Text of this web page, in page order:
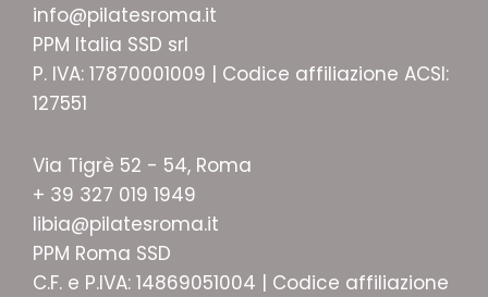
info@pilatesroma.it
PPM Italia SSD srl
P. IVA: 17870001009 | Codice affiliazione ACSI:
127551
Via Tigrè 52 - 54, Roma
+ 39 327 019 1949
libia@pilatesroma.it
PPM Roma SSD
C.F. e P.IVA: 14869051004 | Codice affiliazione